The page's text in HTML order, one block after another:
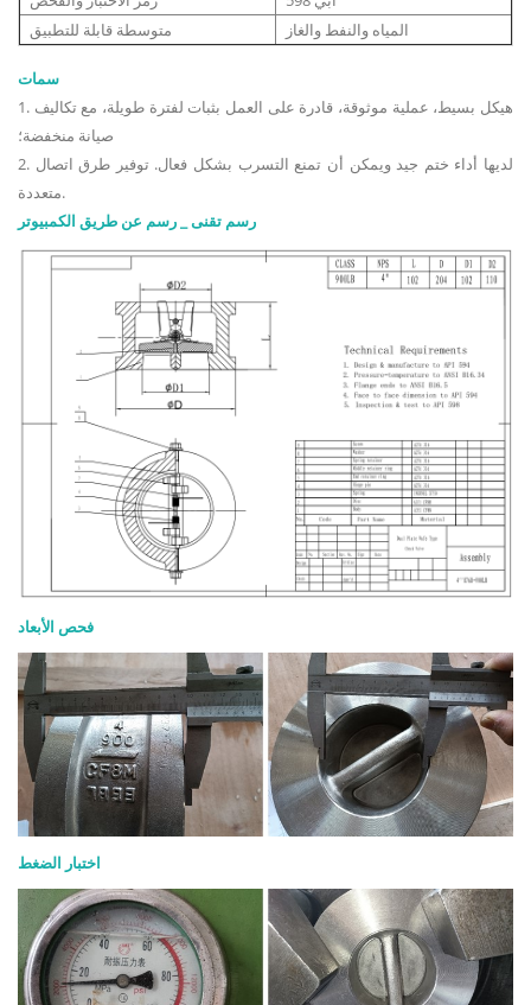
متوسطة قابلة للتطبيق
المياه والنفط والغاز
سمات
1. هيكل بسيط، عملية موثوقة، قادرة على العمل بثبات لفترة طويلة، مع تكاليف
صيانة منخفضة؛
2. لديها أداء ختم جيد ويمكن أن تمنع التسرب بشكل فعال. توفير طرق اتصال
متعددة.
رسم تقنى _ رسم عن طريق الكمبيوتر
فحص الأبعاد
اختبار الضغط